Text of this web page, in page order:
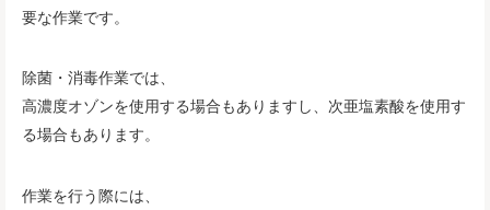
要な作業です。
除菌・消毒作業では、
高濃度オゾンを使用する場合もありますし、次亜塩素酸を使用す
る場合もあります。
作業を行う際には、